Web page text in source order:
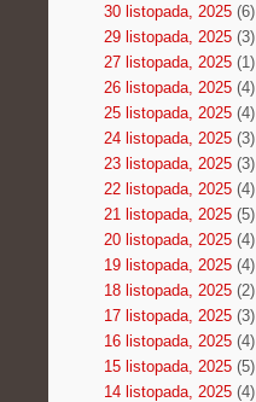
30 listopada, 2025(6)
29 listopada, 2025(3)
27 listopada, 2025(1)
26 listopada, 2025(4)
25 listopada, 2025(4)
24 listopada, 2025(3)
23 listopada, 2025(3)
22 listopada, 2025(4)
21 listopada, 2025(5)
20 listopada, 2025(4)
19 listopada, 2025(4)
18 listopada, 2025(2)
17 listopada, 2025(3)
16 listopada, 2025(4)
15 listopada, 2025(5)
14 listopada, 2025(4)